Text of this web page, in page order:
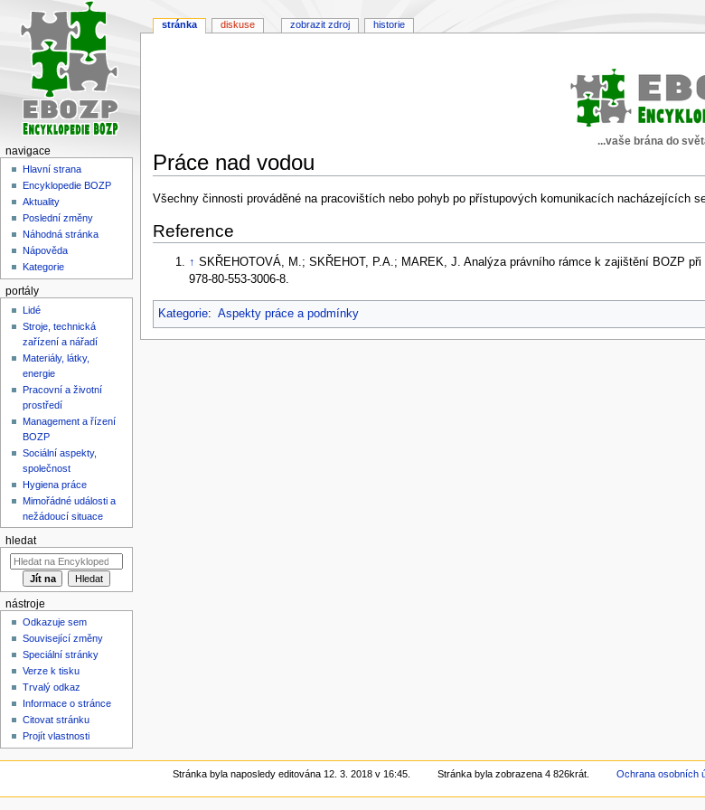
...vaše brána do
Práce nad vodou
Skočit
navigaci
Skočit
vyhledávání
Všechny činnosti prováděné na pracovištích nebo pohyb po přístupových komunikacích nacházejících
Reference
↑ SKŘEHOTOVÁ, M.; SKŘEHOT, P.A.; MAREK, J. Analýza právního rámce k zajištění BOZP
978-80-553-3006-8.
Kategorie: Aspekty práce a podmínky
stránka diskuse zobrazit zdroj historie
navigace
Hlavní strana
Encyklopedie BOZP
Aktuality
Poslední změny
Náhodná stránka
Nápověda
Kategorie
portály
Lidé
Stroje, technická
zařízení a nářadí
Materiály, látky,
energie
Pracovní a životní
prostředí
Management a řízení
BOZP
Sociální aspekty,
společnost
Hygiena práce
Mimořádné události a
nežádoucí situace
hledat
nástroje
Odkazuje sem
Související změny
Speciální stránky
Verze k tisku
Trvalý odkaz
Informace o stránce
Citovat stránku
Projít vlastnosti
Stránka byla naposledy editována 12. 3. 2018 v 16:45. Stránka byla zobrazena 4 826krát. Ochrana osobních